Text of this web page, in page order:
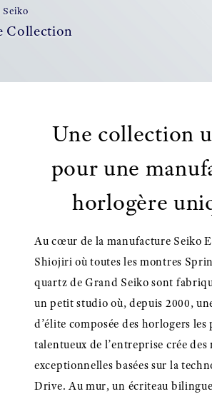
Seiko
Collection
Une collection
pour une
horlogère
Au cœur de la manufacture Seiko
Shiojiri où toutes les montres
quartz de Grand Seiko sont
un petit studio où, depuis 2000,
d’élite composée des horlogers les
talentueux de l’entreprise crée des
exceptionnelles basées sur la
Drive. Au mur, un écriteau